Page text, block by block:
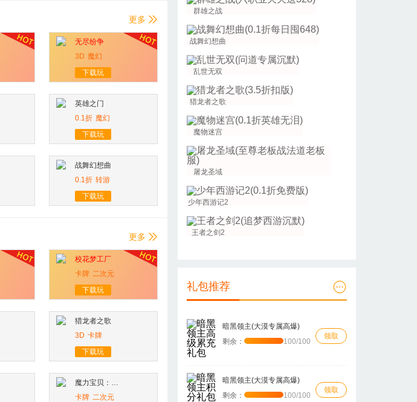
更多
无尽纷争
3D 魔幻
下载玩
英雄之门
0.1折 魔幻
下载玩
战舞幻想曲
0.1折 转游
下载玩
更多
校花梦工厂
卡牌 二次元
下载玩
猎龙者之歌
3D 卡牌
下载玩
魔力宝贝：旅人
卡牌 二次元
群雄之战
战舞幻想曲
乱世无双
猎龙者之歌
魔物迷宫
屠龙圣域
少年西游记2
王者之剑2
礼包推荐
暗黑领主(大漠专属高爆)
剩余：
100/100
领取
暗黑领主(大漠专属高爆)
剩余：
100/100
领取